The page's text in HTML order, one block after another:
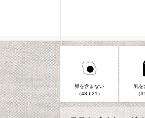
卵を含まない
（43,621）
乳を
（